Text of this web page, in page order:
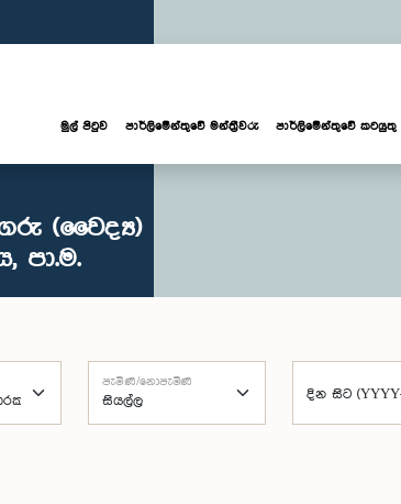
මුල් පිටුව පාර්ලි‌මේන්තුවේ මන්ත්‍රීවරු පාර්ලිමේන්තුවේ කටයුතු
(වෛද්‍ය)
පා.ම.
පැමිණි/නොපැමිණි
දින සිට